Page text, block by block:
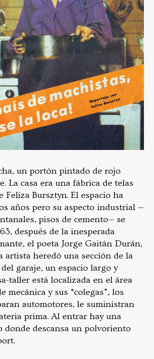
un portón pintado de rojo
La casa era una fábrica de telas
Feliza Bursztyn. El espacio ha
años pero su aspecto industrial —
pisos de cemento— se
después de la inesperada
el poeta Jorge Gaitán Durán,
artista heredó una sección de la
garaje, un espacio largo y
taller está localizada en el área
mecánica y sus “colegas”, los
automotores, le suministran
prima. Al entrar hay una
donde descansa un polvoriento